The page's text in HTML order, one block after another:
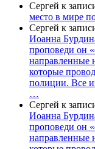
Сергей к
место в мире
Сергей к
Иоанна
проповеди он
направленные
которые
полиции. Все
…
Сергей к
Иоанна
проповеди он
направленные